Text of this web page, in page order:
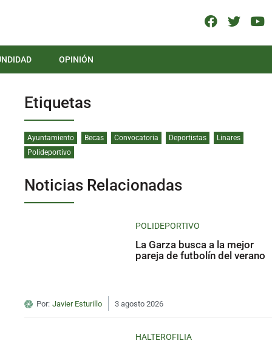
OPINIÓN
Etiquetas
Ayuntamiento Becas Convocatoria Deportistas
Linares
Polideportivo
Noticias Relacionadas
POLIDEPORTIVO
La Garza busca a la mejor
pareja de futbolín del verano
Por: Javier Esturillo 3 agosto 2026
HALTEROFILIA